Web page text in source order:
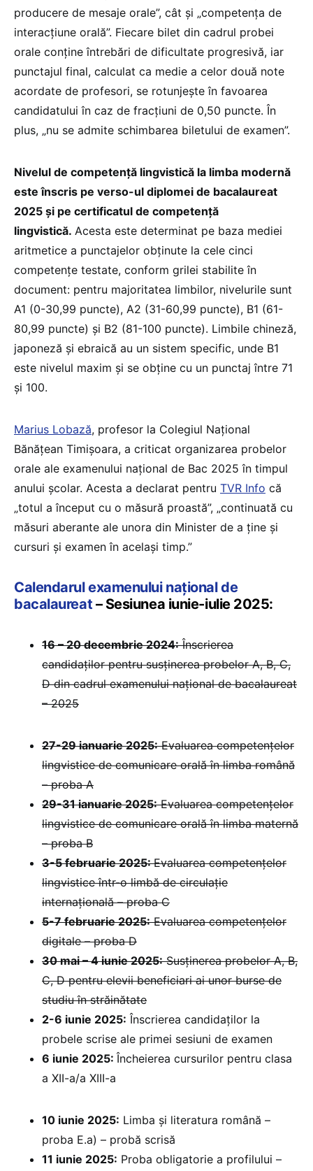
producere de mesaje orale”, cât și „competența de
interacțiune orală”. Fiecare bilet din cadrul probei
orale conține întrebări de dificultate progresivă, iar
punctajul final, calculat ca medie a celor două note
acordate de profesori, se rotunjește în favoarea
candidatului în caz de fracțiuni de 0,50 puncte. În
plus, „nu se admite schimbarea biletului de examen”.
Nivelul de competență lingvistică la limba modernă
este înscris pe verso-ul diplomei de bacalaureat
2025 și pe certificatul de competență
lingvistică. Acesta este determinat pe baza mediei
aritmetice a punctajelor obținute la cele cinci
competențe testate, conform grilei stabilite în
document: pentru majoritatea limbilor, nivelurile sunt
A1 (0-30,99 puncte), A2 (31-60,99 puncte), B1 (61-
80,99 puncte) și B2 (81-100 puncte). Limbile chineză,
japoneză și ebraică au un sistem specific, unde B1
este nivelul maxim și se obține cu un punctaj între 71
și 100.
Marius Lobază, profesor la Colegiul Naţional
Bănăţean Timişoara, a criticat organizarea probelor
orale ale examenului național de Bac 2025 în timpul
anului școlar. Acesta a declarat pentru TVR Info că
„totul a început cu o măsură proastă”, „continuată cu
măsuri aberante ale unora din Minister de a ține și
cursuri și examen în același timp.”
Calendarul examenului național de
bacalaureat – Sesiunea iunie-iulie 2025:
16 – 20 decembrie 2024:Înscrierea
candidaților pentru susținerea probelor A, B, C,
D din cadrul examenului național de bacalaureat
– 2025
27-29 ianuarie 2025:⁠Evaluarea competențelor
lingvistice de comunicare orală în limba română
– proba A
29-31 ianuarie 2025:Evaluarea competențelor
lingvistice de comunicare orală în limba maternă
– proba B
3-5 februarie 2025: ⁠Evaluarea competențelor
lingvistice într-o limbă de circulație
internațională – proba C
5-7 februarie 2025:Evaluarea competențelor
digitale – proba D
30 mai – 4 iunie 2025:Susținerea probelor A, B,
C, D pentru elevii beneficiari ai unor burse de
studiu în străinătate
2-6 iunie 2025: Înscrierea candidaților la
probele scrise ale primei sesiuni de examen
6 iunie 2025: Încheierea cursurilor pentru clasa
a XII-a/a XIII-a
10 iunie 2025: Limba și literatura română –
proba E.a) – probă scrisă
11 iunie 2025: Proba obligatorie a profilului –